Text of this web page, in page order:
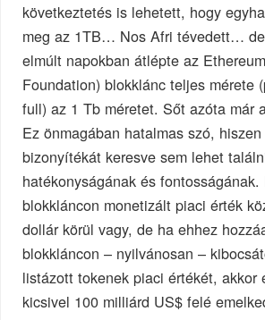
következtetés is lehetett, hogy
meg az 1TB… Nos Afri tévedett…
elmúlt napokban átlépte az
Foundation) blokklánc teljes mérete
full) az 1 Tb méretet. Sőt azóta már
Ez önmagában hatalmas szó,
bizonyítékát keresve sem lehet
hatékonyságának és
blokkláncon monetizált piaci érték
dollár körül vagy, de ha ehhez
blokkláncon – nyilvánosan –
listázott tokenek piaci értékét, akkor
kicsivel 100 milliárd US$ felé